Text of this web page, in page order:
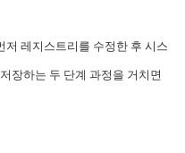
저 레지스트리를 수정한 후 시스
장하는 두 단계 과정을 거치면